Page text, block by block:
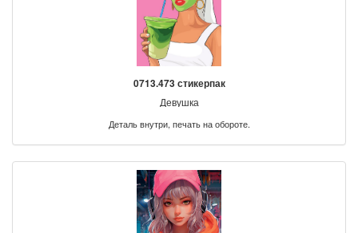
0713.473 стикерпак
Девушка
Деталь внутри, печать на обороте.